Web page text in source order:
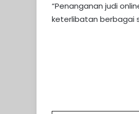
“Penanganan judi
keterlibatan berbagai